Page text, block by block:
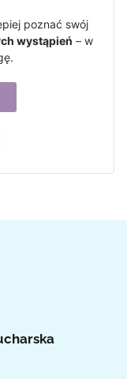
poznać swój
wystąpień – w